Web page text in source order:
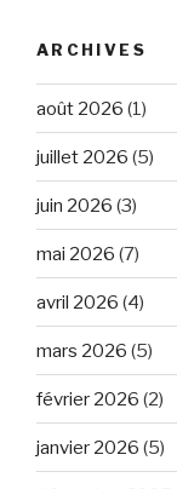
ARCHIVES
août 2026 (1)
juillet 2026 (5)
juin 2026 (3)
mai 2026 (7)
avril 2026 (4)
mars 2026 (5)
février 2026 (2)
janvier 2026 (5)